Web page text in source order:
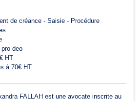
de créance - Saisie - Procédure
pro deo
HT
à 70€ HT
FALLAH est une avocate inscrite au